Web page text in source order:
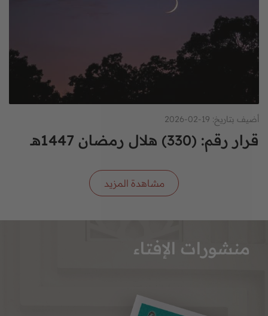
أضيف بتاريخ: 19-02-2026
قرار رقم: (330) هلال رمضان 1447هـ
مشاهدة المزيد
منشورات الإفتاء